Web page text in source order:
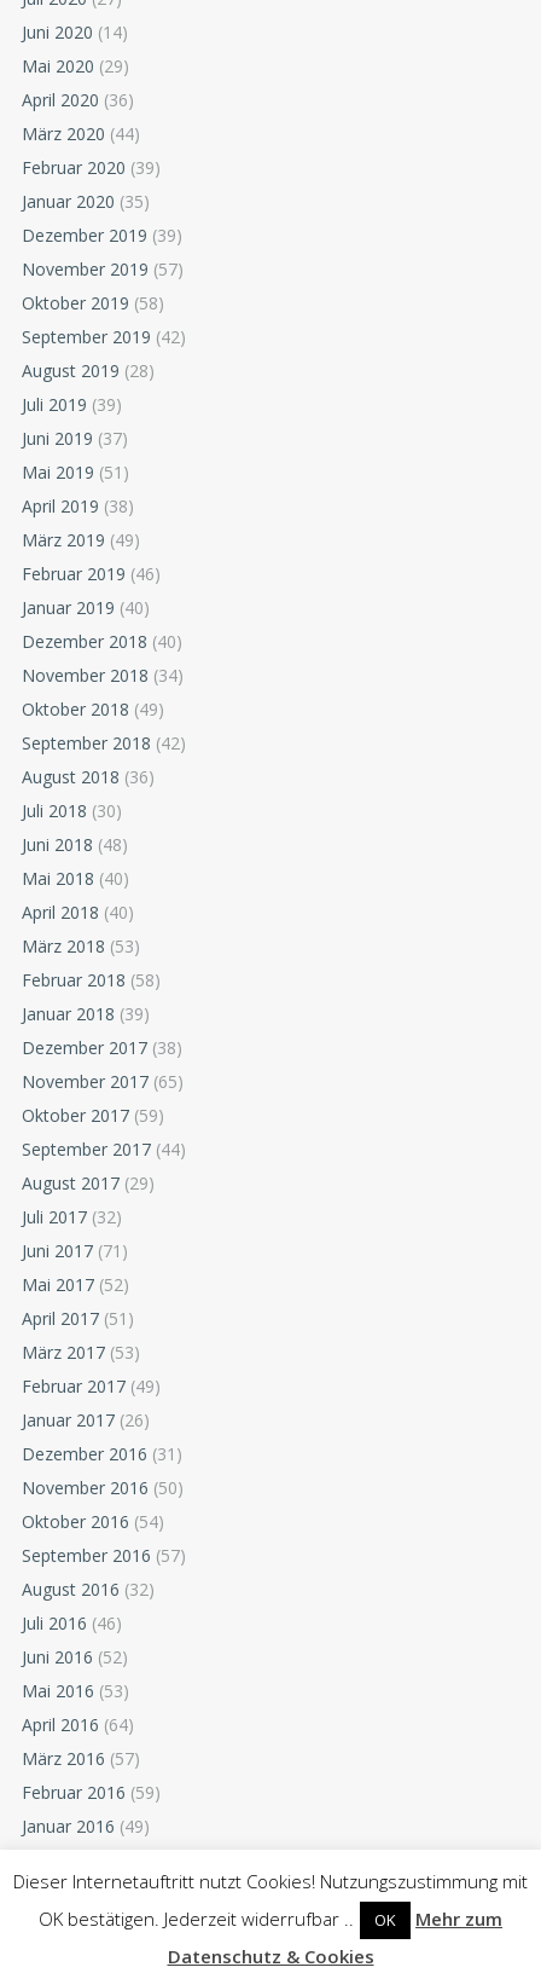
Juni 2020 (14)
Mai 2020 (29)
April 2020 (36)
März 2020 (44)
Februar 2020 (39)
Januar 2020 (35)
Dezember 2019 (39)
November 2019 (57)
Oktober 2019 (58)
September 2019 (42)
August 2019 (28)
Juli 2019 (39)
Juni 2019 (37)
Mai 2019 (51)
April 2019 (38)
März 2019 (49)
Februar 2019 (46)
Januar 2019 (40)
Dezember 2018 (40)
November 2018 (34)
Oktober 2018 (49)
September 2018 (42)
August 2018 (36)
Juli 2018 (30)
Juni 2018 (48)
Mai 2018 (40)
April 2018 (40)
März 2018 (53)
Februar 2018 (58)
Januar 2018 (39)
Dezember 2017 (38)
November 2017 (65)
Oktober 2017 (59)
September 2017 (44)
August 2017 (29)
Juli 2017 (32)
Juni 2017 (71)
Mai 2017 (52)
April 2017 (51)
März 2017 (53)
Februar 2017 (49)
Januar 2017 (26)
Dezember 2016 (31)
November 2016 (50)
Oktober 2016 (54)
September 2016 (57)
August 2016 (32)
Juli 2016 (46)
Juni 2016 (52)
Mai 2016 (53)
April 2016 (64)
März 2016 (57)
Februar 2016 (59)
Januar 2016 (49)
November 2015(55)
Oktober 2015(54)
Dieser Internetauftritt nutzt Cookies! Nutzungszustimmung mit
OK bestätigen. Jederzeit widerrufbar ..
OK
Mehr zum
Datenschutz & Cookies